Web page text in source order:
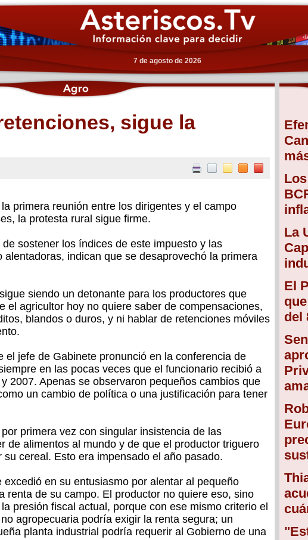
7 de agosto de 2026
La
El
del
sigue la
primera reunión entre los dirigentes y el campo
la protesta rural sigue firme.
sostener los índices de este impuesto y las
alentadoras, indican que se desaprovechó la primera
siendo un detonante para los productores que
el agricultor hoy no quiere saber de compensaciones,
blandos o duros, y ni hablar de retenciones móviles
el jefe de Gabinete pronunció en la conferencia de
en las pocas veces que el funcionario recibió a
2007. Apenas se observaron pequeños cambios que
un cambio de política o una justificación para tener
primera vez con singular insistencia de las
de alimentos al mundo y de que el productor triguero
su cereal. Esto era impensado el año pasado.
excedió en su entusiasmo por alentar al pequeño
renta de su campo. El productor no quiere eso, sino
presión fiscal actual, porque con ese mismo criterio el
agropecuaria podría exigir la renta segura; un
planta industrial podría requerir al Gobierno de una